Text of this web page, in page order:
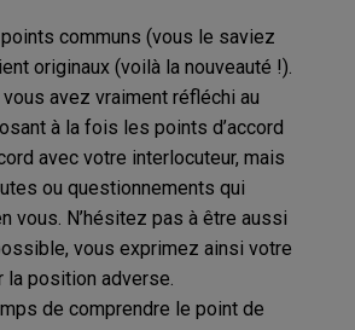
communs (vous le saviez
originaux (voilà la nouveauté !).
avez vraiment réfléchi au
à la fois les points d’accord
avec votre interlocuteur, mais
ou questionnements qui
vous. N’hésitez pas à être aussi
vous exprimez ainsi votre
la position adverse.
de comprendre le point de